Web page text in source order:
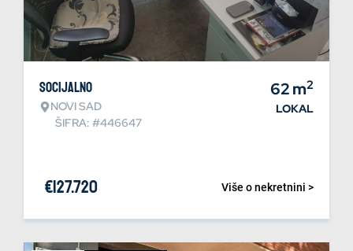
Socijalno
NOVI SAD
ŠIFRA: #446647
62m2
LOKAL
Više o nekretnini >
€127.720